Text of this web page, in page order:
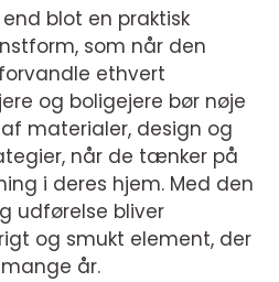
blot en praktisk
som når den
ethvert
og boligejere bør nøje
materialer, design og
når de tænker på
i deres hjem. Med den
udførelse bliver
og smukt element, der
år.